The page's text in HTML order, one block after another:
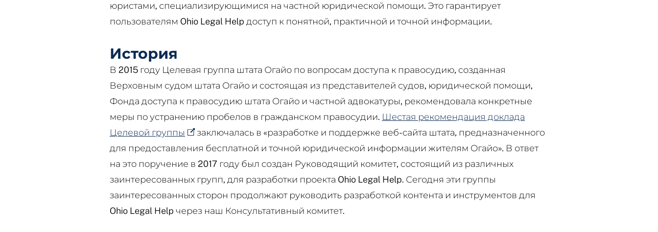
юристами, специализирующимися на частной юридической помощи. Это гарантирует
пользователям Ohio Legal Help доступ к понятной, практичной и точной информации.
История
В 2015 году Целевая группа штата Огайо по вопросам доступа к правосудию, созданная
Верховным судом штата Огайо и состоящая из представителей судов, юридической помощи,
Фонда доступа к правосудию штата Огайо и частной адвокатуры, рекомендовала конкретные
меры по устранению пробелов в гражданском правосудии. Шестая рекомендация доклада
Целевой группы
заключалась в «разработке и поддержке веб-сайта штата, предназначенного
для предоставления бесплатной и точной юридической информации жителям Огайо». В ответ
на это поручение в 2017 году был создан Руководящий комитет, состоящий из различных
заинтересованных групп, для разработки проекта Ohio Legal Help. Сегодня эти группы
заинтересованных сторон продолжают руководить разработкой контента и инструментов для
Ohio Legal Help через наш Консультативный комитет.